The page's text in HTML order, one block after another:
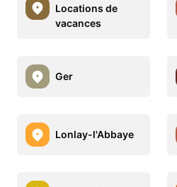
Locations de
vacances
Ger
Lonlay-l'Abbaye